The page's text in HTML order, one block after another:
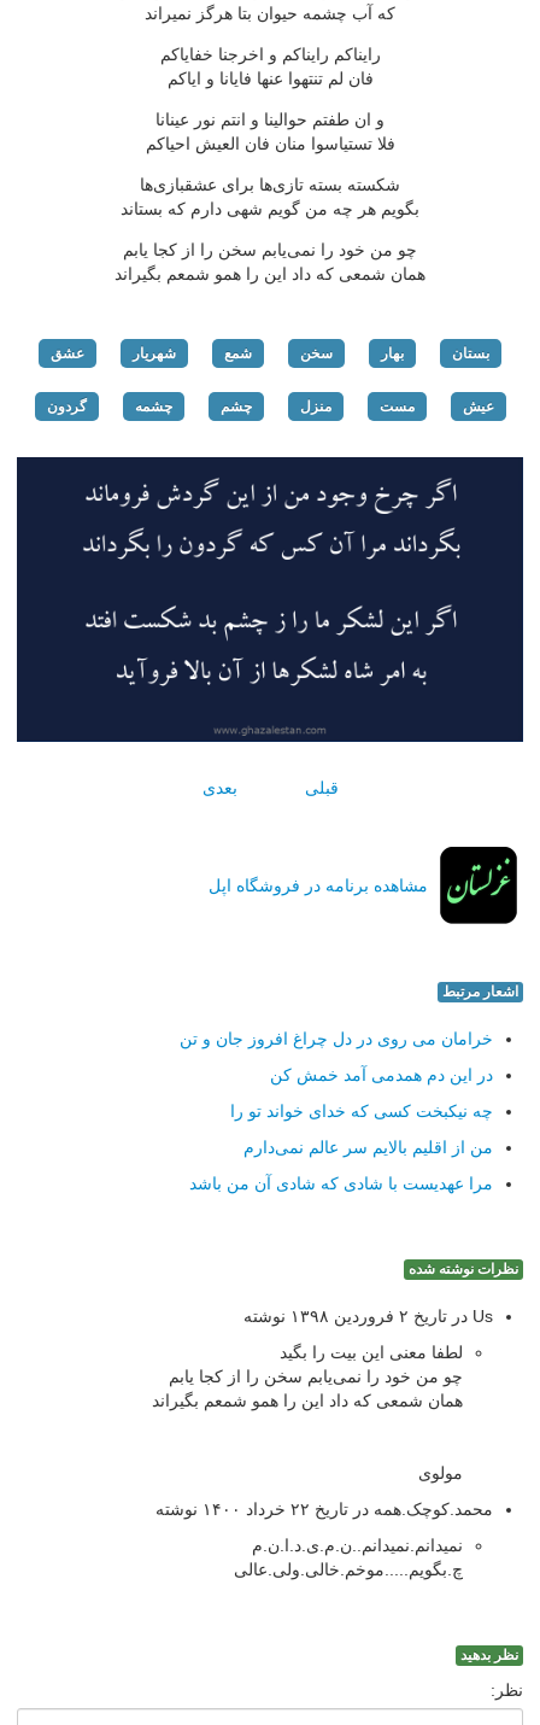
كه آب چشمه حیوان بتا هرگز نمیراند
رایناكم رایناكم و اخرجنا خفایاكم
فان لم تنتهوا عنها فایانا و ایاكم
و ان طفتم حوالینا و انتم نور عینانا
فلا تستیاسوا منان فان العیش احیاكم
شكسته بسته تازی‌ها برای عشقبازی‌ها
بگویم هر چه من گویم شهی دارم كه بستاند
چو من خود را نمی‌یابم سخن را از كجا یابم
همان شمعی كه داد این را همو شمعم بگیراند
بستان بهار سخن شمع شهریار عشق
عیش مست منزل چشم چشمه گردون
قبلی بعدی
مشاهده برنامه در فروشگاه اپل
اشعار مرتبط
خرامان می روی در دل چراغ افروز جان و تن
در این دم همدمی آمد خمش كن
چه نیكبخت كسی كه خدای خواند تو را
من از اقلیم بالایم سر عالم نمی‌دارم
مرا عهدیست با شادی كه شادی آن من باشد
نظرات نوشته شده
Us در تاریخ ۲ فروردین ۱۳۹۸ نوشته
لطفا معنی این بیت را بگید
چو من خود را نمی‌یابم سخن را از کجا یابم
همان شمعی که داد این را همو شمعم بگیراند
مولوی
محمد.کوچک.همه در تاریخ ۲۲ خرداد ۱۴۰۰ نوشته
نمیدانم.نمیدانم..ن.م.ی.د.ا.ن.م
چ.بگویم.....موخم.خالی.ولی.عالی
نظر بدهید
نظر: